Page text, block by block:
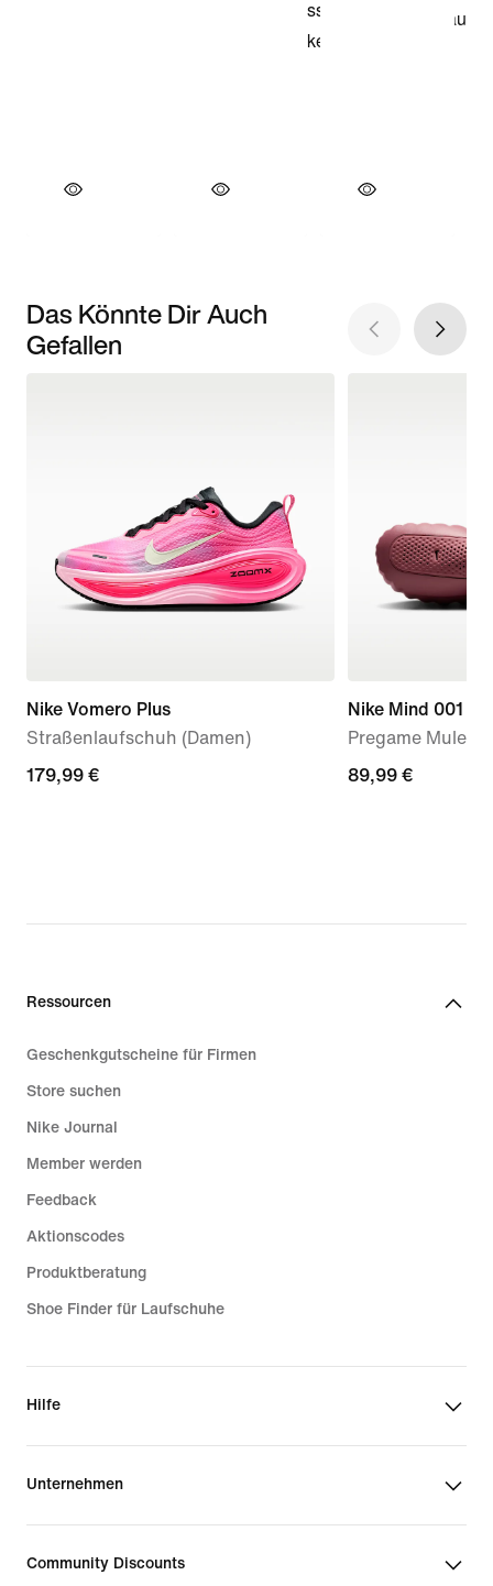
Das Könnte Dir Auch
Gefallen
Nike Vomero Plus
Straßenlaufschuh (Damen)
179,99 €
179,99 €
Nike Mind 001
Pregame Mule
89,99 €
89,99 €
Ressourcen
Geschenkgutscheine für Firmen
Store suchen
Nike Journal
Member werden
Feedback
Aktionscodes
Produktberatung
Shoe Finder für Laufschuhe
Hilfe
Unternehmen
Community Discounts